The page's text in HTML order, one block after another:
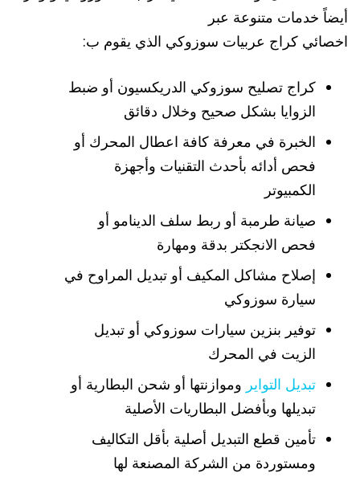
أيضاً خدمات متنوعة عبر
اخصائي كراج عربيات سوزوكي الذي يقوم ب:
كراج تصليح سوزوكي الدريكسيون أو ضبط
الزوايا بشكل صحيح وخلال دقائق
الخبرة في معرفة كافة اعطال المحرك أو
فحص أدائه بأحدث التقنيات وأجهزة
الكمبيوتر
صيانة طرمبة أو ربط سلف الدينامو أو
فحص الانجكتر بدقة ومهارة
إصلاح مشاكل المكيف أو تبديل المراوح في
سيارة سوزوكي
توفير بنزين سيارات سوزوكي أو تبديل
الزيت في المحرك
تبديل التواير وموازنتها أو شحن البطارية أو
تبديلها وبأفضل البطاريات الأصلية
تأمين قطع التبديل أصلية بأقل التكاليف
ومستوردة من الشركة المصنعة لها